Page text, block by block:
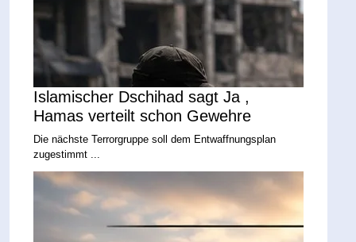
Islamischer Dschihad sagt Ja ,
Hamas verteilt schon Gewehre
Die nächste Terrorgruppe soll dem Entwaffnungsplan
zugestimmt ...